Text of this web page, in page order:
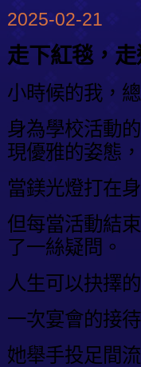
2025-02-21
走下紅毯，
小時候的我，
身為學校活動
現優雅的姿態
當鎂光燈打在
但每當活動結
了一絲疑問。
人生可以抉擇
一次宴會的接
她舉手投足間